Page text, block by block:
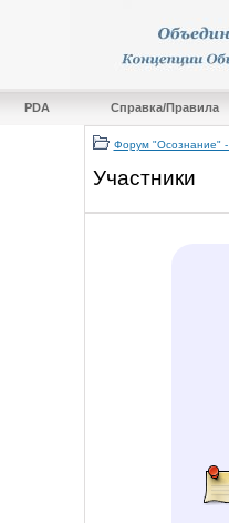
PDA Справка/Правила
Форум "Осознание" -
Участники